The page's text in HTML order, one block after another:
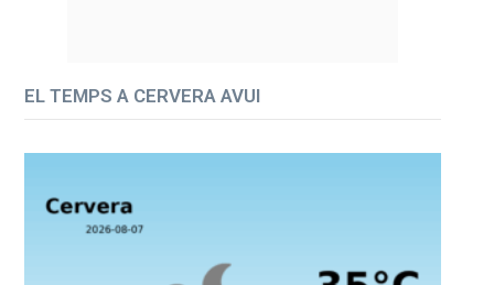
EL TEMPS A CERVERA AVUI